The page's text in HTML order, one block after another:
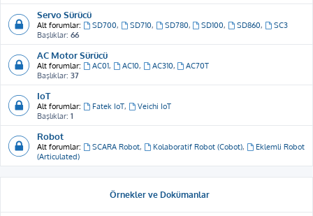
Servo Sürücü
Alt forumlar: SD700, SD710, SD780, SD100, SD860,
SC3
Başlıklar: 66
AC Motor Sürücü
Alt forumlar: AC01, AC10, AC310,
AC70T
Başlıklar: 37
IoT
Alt forumlar: Fatek IoT,
Veichi IoT
Başlıklar: 1
Robot
Alt forumlar: SCARA Robot, Kolaboratif Robot (Cobot),
Eklemli Robot
(Articulated)
Örnekler ve Dokümanlar